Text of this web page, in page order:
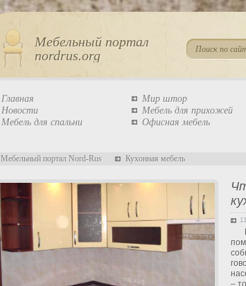
Мебельный портал
nordrus.org
Главная
Новости
Мебель для спальни
Мир штор
Мебель для прихожей
Офисная мебель
Мебельный портал Nord-Rus Кухонная мебель
–